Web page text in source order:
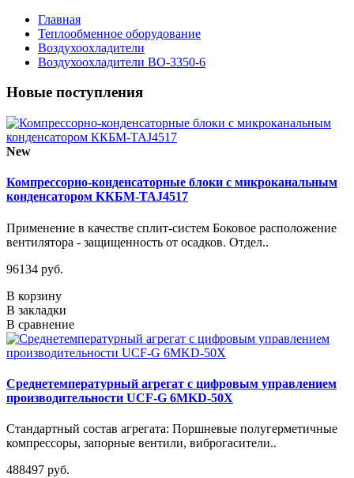
Главная
Теплообменное оборудование
Воздухоохладители
Воздухоохладители ВО-3350-6
Новые поступления
New
Компрессорно-конденсаторные блоки с микроканальным
конденсатором ККБМ-TAJ4517
Применение в качестве сплит-систем Боковое расположение
вентилятора - защищенность от осадков. Отдел..
96134 руб.
В корзину
В закладки
В сравнение
Среднетемпературный агрегат с цифровым управлением
производительности UCF-G 6MKD-50X
Стандартный состав агрегата: Поршневые полугерметичные
компрессоры, запорные вентили, виброгасители..
488497 руб.